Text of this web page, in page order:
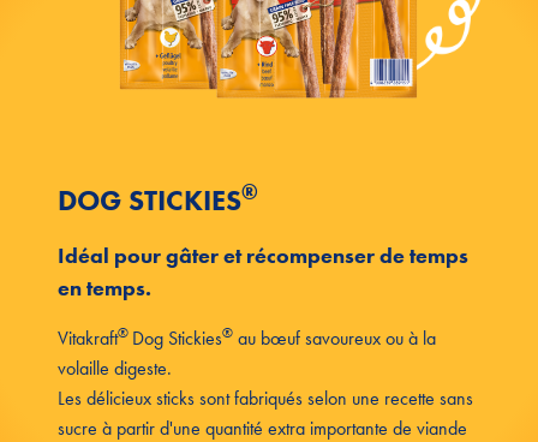
DOG STICKIES®
Idéal pour gâter et récompenser de temps
en temps.
Vitakraft® Dog Stickies® au bœuf savoureux ou à la
volaille digeste.
Les délicieux sticks sont fabriqués selon une recette sans
sucre à partir d'une quantité extra importante de viande